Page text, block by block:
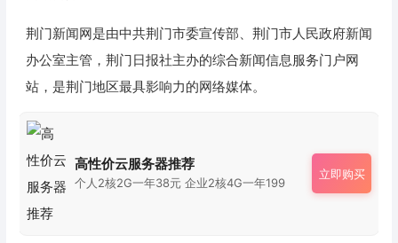
荆门新闻网是由中共荆门市委宣传部、荆门市人民政府新闻
办公室主管，荆门日报社主办的综合新闻信息服务门户网
站，是荆门地区最具影响力的网络媒体。
高性价云服务器推荐
个人2核2G一年38元 企业2核4G一年199
立即购买